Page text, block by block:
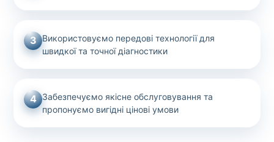
3 Використовуємо передові технології для
швидкої та точної діагностики
4 Забезпечуємо якісне обслуговування та
пропонуємо вигідні цінові умови